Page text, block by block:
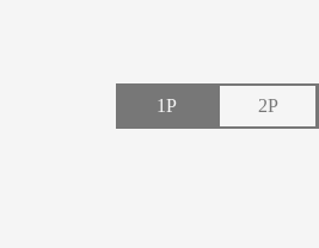
1P 2P